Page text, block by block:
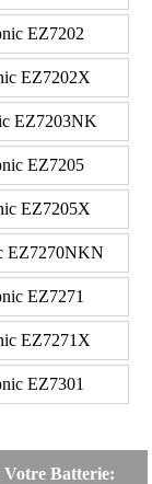
EZ7202
EZ7202X
EZ7203NK
EZ7205
EZ7205X
EZ7270NKN
EZ7271
EZ7271X
EZ7301
Batterie: